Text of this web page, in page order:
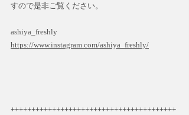
すので是非ご覧ください。
ashiya_freshly
https://www.instagram.com/ashiya_freshly/
++++++++++++++++++++++++++++++++++++++++